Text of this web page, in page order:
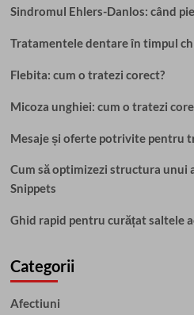
Sindromul Ehlers-Danlos: când
Tratamentele dentare în timpul
Flebita: cum o tratezi corect?
Micoza unghiei: cum o tratezi
Mesaje și oferte potrivite pentru
Cum să optimizezi structura unui
Snippets
Ghid rapid pentru curățat saltele
Categorii
Afectiuni